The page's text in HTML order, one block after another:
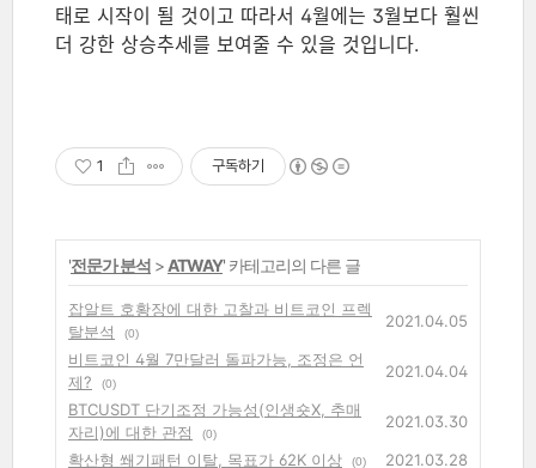
태로 시작이 될 것이고 따라서 4월에는 3월보다 훨씬
더 강한 상승추세를 보여줄 수 있을 것입니다.
1 구독하기
'전문가 분석 > ATWAY' 카테고리의 다른 글
잡알트 호황장에 대한 고찰과 비트코인 프렉
탈분석
(0)
2021.04.05
비트코인 4월 7만달러 돌파가능, 조정은 언
제?
(0)
2021.04.04
BTCUSDT 단기조정 가능성(인생숏X, 추매
자리)에 대한 관점
(0)
2021.03.30
확산형 쐐기패턴 이탈, 목표가 62K 이상
(0) 2021.03.28